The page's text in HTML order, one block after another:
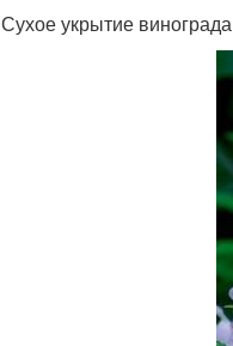
Сухое укрытие винограда